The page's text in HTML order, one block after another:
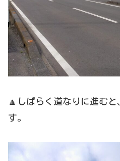
🔼しばらく道なりに進む
す。